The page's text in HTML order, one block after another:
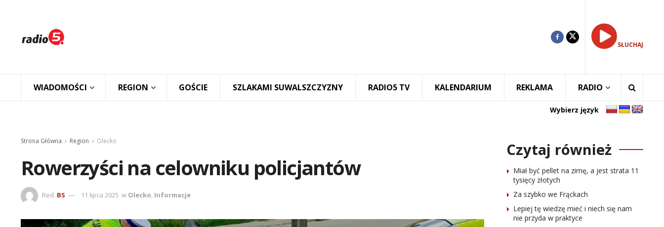
SŁUCHAJ
WIADOMOŚCI REGION GOŚCIE SZLAKAMI SUWALSZCZYZNY RADIO5 TV KALENDARIUM REKLAMA RADIO
Wybierz język
Strona Główna Region Olecko
Rowerzyści na celowniku policjantów
Red. BS 11 lipca 2025 w Olecko, Informacje
Czytaj również
Miał być pellet na zimę, a jest strata 11
tysięcy złotych
Za szybko we Frąckach
Lepiej tę wiedzę mieć i niech się nam
nie przyda w praktyce